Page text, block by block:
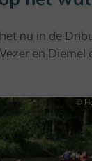
nu in de
en Diemel
©